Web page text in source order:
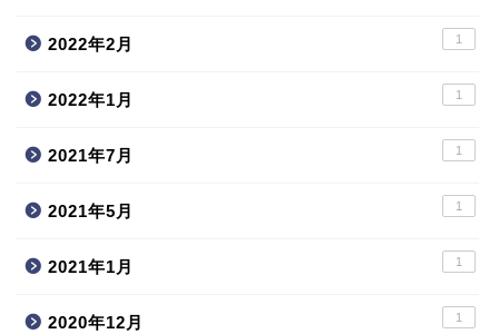
2022年2月 1
2022年1月 1
2021年7月 1
2021年5月 1
2021年1月 1
2020年12月 1